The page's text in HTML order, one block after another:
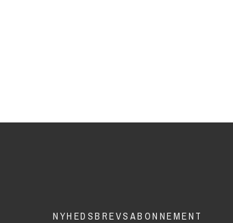
NYHEDSBREVSABONNEMENT